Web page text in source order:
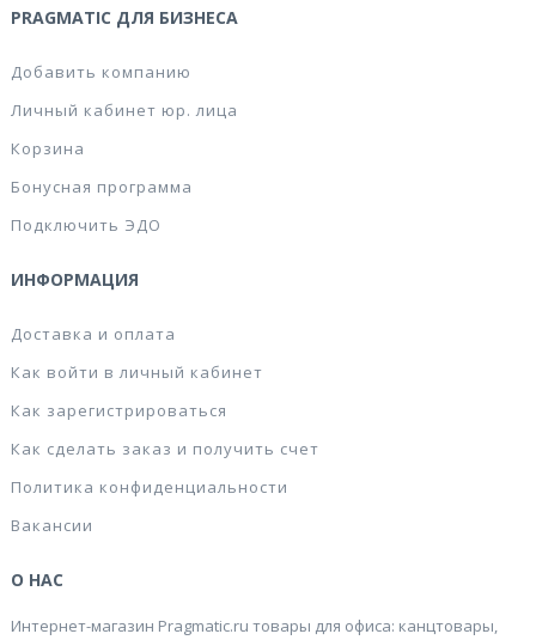
PRAGMATIC ДЛЯ БИЗНЕСА
Добавить компанию
Личный кабинет юр. лица
Корзина
Бонусная программа
Подключить ЭДО
ИНФОРМАЦИЯ
Доставка и оплата
Как войти в личный кабинет
Как зарегистрироваться
Как сделать заказ и получить счет
Политика конфиденциальности
Вакансии
О НАС
Интернет-магазин Pragmatic.ru товары для офиса: канцтовары,